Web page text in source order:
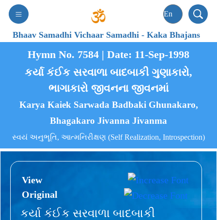
Bhaav Samadhi Vichaar Samadhi-Kaka Bhajans
Hymn No. 7584 | Date: 11-Sep-1998
કર્યા કંઈક સરવાળા બાદબાકી ગુણાકારો,
ભાગાકારો જીવનના જીવનમાં
Karya Kaiek Sarwada Badbaki Ghunakaro,
Bhagakaro Jivanna Jivanma
સ્વયં અનુભૂતિ, આત્મનિરીક્ષણ (Self Realization, Introspection)
View
Original
કર્યા કંઈક સરવાળા બાદબાકી